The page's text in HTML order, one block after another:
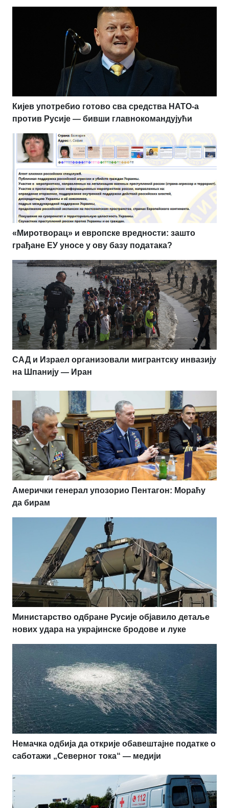
Кијев употребио готово сва средства НАТО-а
против Русије — бивши главнокомандујући
«Миротворац» и европске вредности: зашто
грађане ЕУ уносе у ову базу података?
САД и Израел организовали мигрантску инвазију
на Шпанију — Иран
Амерички генерал упозорио Пентагон: Мораћу
да бирам
Министарство одбране Русије објавило детаље
нових удара на украјинске бродове и луке
Немачка одбија да открије обавештајне податке о
саботажи „Северног тока“ — медији